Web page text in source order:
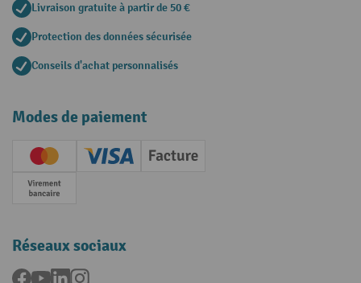
Livraison gratuite à partir de 50 €
Protection des données sécurisée
Conseils d'achat personnalisés
Modes de paiement
Creditcard (Master)Creditcard (Visa)
Facture
Paiement anticipé
Réseaux sociaux
Facebook
YouTubeLinkedInInstagram